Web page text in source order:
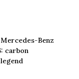
Benz
carbon